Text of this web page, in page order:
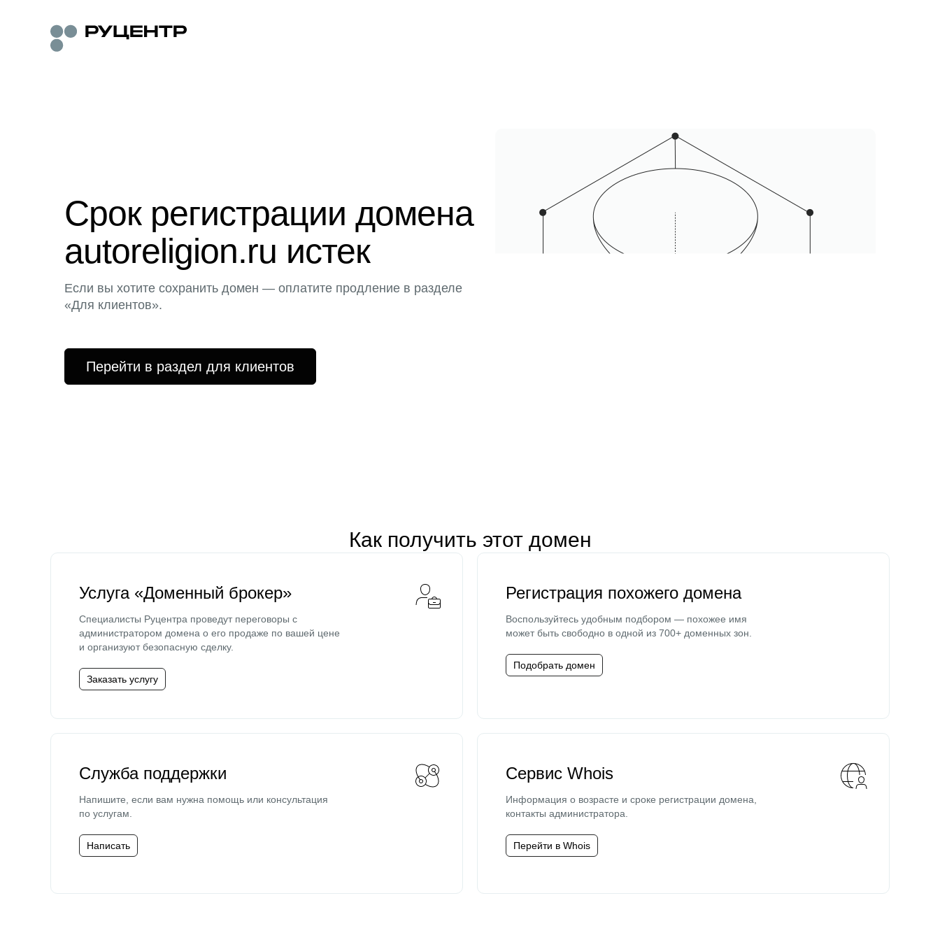
Срок регистрации домена
autoreligion.ru истек
Если вы хотите сохранить домен — оплатите продление в разделе
«Для клиентов».
Перейти в раздел для клиентов
Как получить этот домен
Услуга «Доменный брокер»
Специалисты Руцентра проведут переговоры с
администратором домена о его продаже по вашей цене
и организуют безопасную сделку.
Заказать услугу
Регистрация похожего домена
Воспользуйтесь удобным подбором — похожее имя
может быть свободно в одной из 700+ доменных зон.
Подобрать домен
Служба поддержки
Напишите, если вам нужна помощь или консультация
по услугам.
Написать
Сервис Whois
Информация о возрасте и сроке регистрации домена,
контакты администратора.
Перейти в Whois